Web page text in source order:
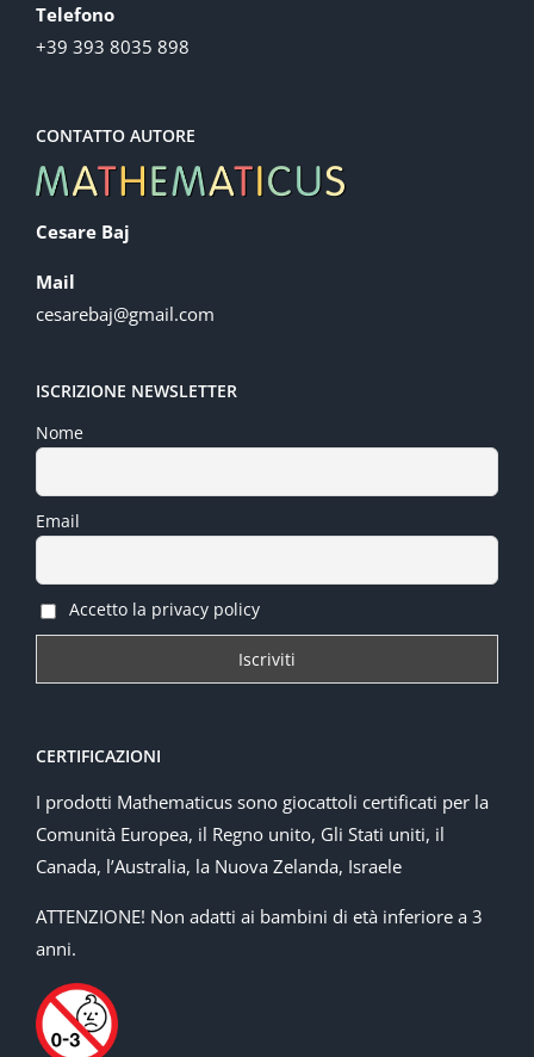
Telefono
+39 393 8035 898
CONTATTO AUTORE
Cesare Baj
Mail
cesarebaj@gmail.com
ISCRIZIONE NEWSLETTER
Nome
Email
Accetto la privacy policy
CERTIFICAZIONI
I prodotti Mathematicus sono giocattoli certificati per la
Comunità Europea, il Regno unito, Gli Stati uniti, il
Canada, l’Australia, la Nuova Zelanda, Israele
ATTENZIONE! Non adatti ai bambini di età inferiore a 3
anni.